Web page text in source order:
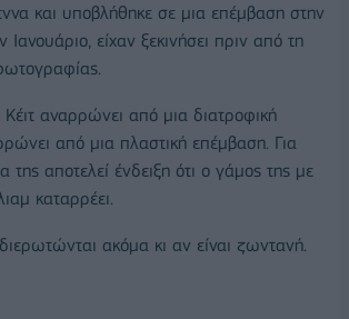
και υποβλήθηκε σε μια επέμβαση στην
Ιανουάριο, είχαν ξεκινήσει πριν από τη
Κέιτ αναρρώνει από μια διατροφική
από μια πλαστική επέμβαση. Για
της αποτελεί ένδειξη ότι ο γάμος της με
καταρρέει.
ακόμα κι αν είναι ζωντανή.